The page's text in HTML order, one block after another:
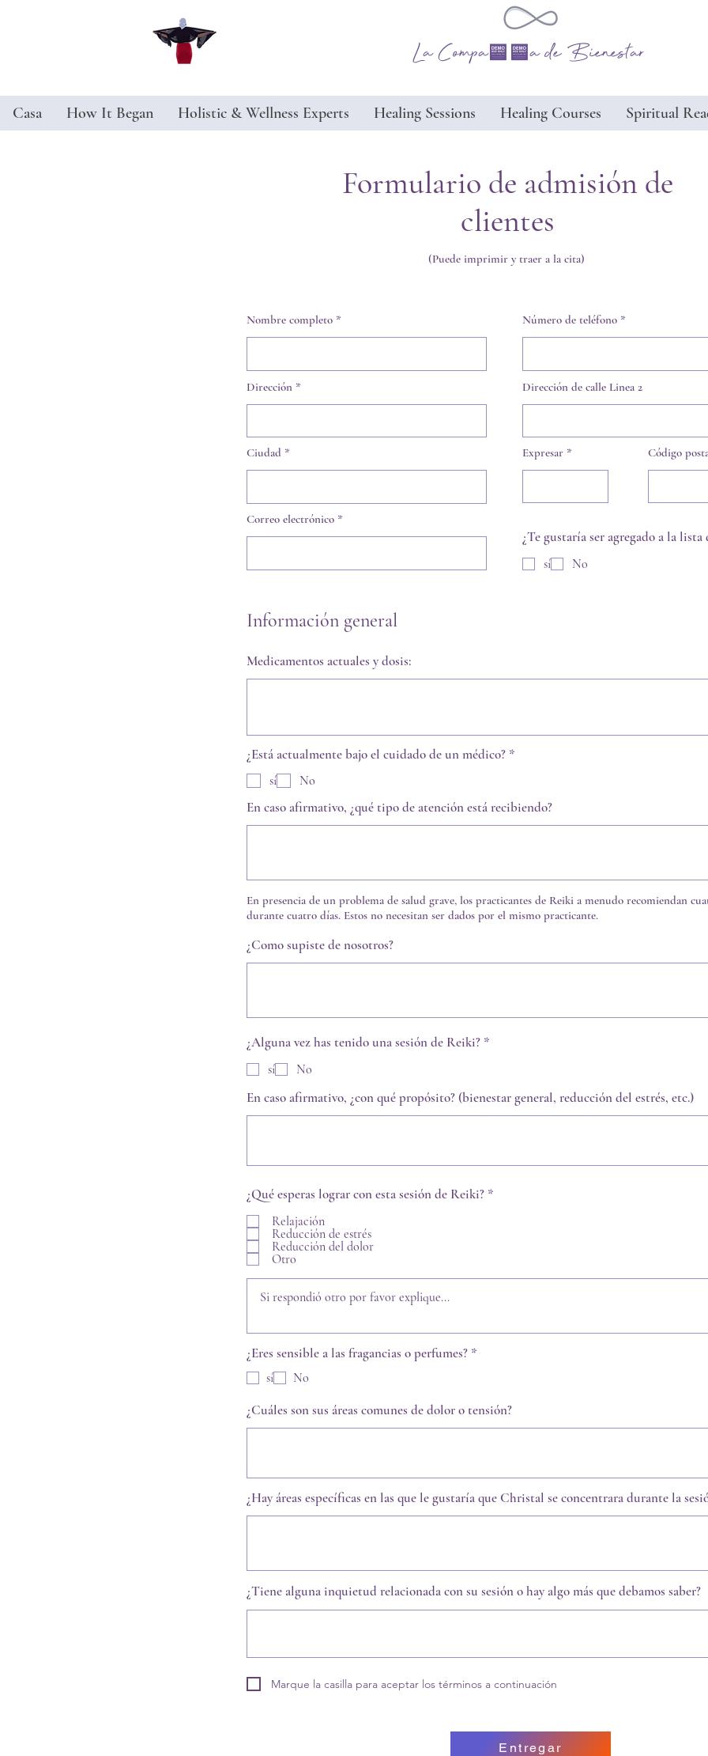
La Compañía de Bienestar
Casa How It Began Holistic & Wellness Experts Healing Sessions Healing Courses Spiritual
Formulario de admisión de
clientes
(Puede imprimir y traer a la cita)
Nombre completo
Dirección
Ciudad
Correo electrónico
Número de teléfono
Dirección de calle Linea 2
Expresar Código
¿Te gustaría ser agregado a la lista
sí No
Información general
Medicamentos actuales y dosis:
¿Está actualmente bajo el cuidado de un médico? *
g
sí No
En caso afirmativo, ¿qué tipo de atención está recibiendo?
En presencia de un problema de salud grave, los practicantes de Reiki a menudo recomiendan
durante cuatro días. Estos no necesitan ser dados por el mismo practicante.
¿Como supiste de nosotros?
¿Alguna vez has tenido una sesión de Reiki? *
g
i
sí No
En caso afirmativo, ¿con qué propósito? (bienestar general, reducción del estrés, etc.)
¿Qué esperas lograr con esta sesión de Reiki? *
Relajación
Reducción de estrés
Reducción del dolor
Otro
¿Eres sensible a las fragancias o perfumes? *
g
a
t
sí No
¿Cuáles son sus áreas comunes de dolor o tensión?
¿Hay áreas específicas en las que le gustaría que Christal se concentrara durante la
¿Tiene alguna inquietud relacionada con su sesión o hay algo más que debamos saber?
Marque la casilla para aceptar los términos a continuación
Entregar